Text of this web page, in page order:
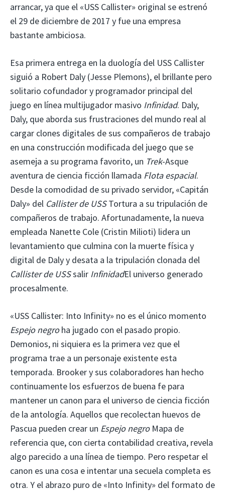
arrancar, ya que el «USS Callister» original se estrenó
el 29 de diciembre de 2017 y fue una empresa
bastante ambiciosa.
Esa primera entrega en la duología del USS Callister
siguió a Robert Daly (Jesse Plemons), el brillante pero
solitario cofundador y programador principal del
juego en línea multijugador masivo Infinidad. Daly,
Daly, que aborda sus frustraciones del mundo real al
cargar clones digitales de sus compañeros de trabajo
en una construcción modificada del juego que se
asemeja a su programa favorito, un Trek-Asque
aventura de ciencia ficción llamada Flota espacial.
Desde la comodidad de su privado servidor, «Capitán
Daly» del Callister de USSTortura a su tripulación de
compañeros de trabajo. Afortunadamente, la nueva
empleada Nanette Cole (Cristin Milioti) lidera un
levantamiento que culmina con la muerte física y
digital de Daly y desata a la tripulación clonada del
Callister de USSsalir InfinidadEl universo generado
procesalmente.
«USS Callister: Into Infinity» no es el único momento
Espejo negroha jugado con el pasado propio.
Demonios, ni siquiera es la primera vez que el
programa trae a un personaje existente esta
temporada. Brooker y sus colaboradores han hecho
continuamente los esfuerzos de buena fe para
mantener un canon para el universo de ciencia ficción
de la antología. Aquellos que recolectan huevos de
Pascua pueden crear un Espejo negroMapa de
referencia que, con cierta contabilidad creativa, revela
algo parecido a una línea de tiempo. Pero respetar el
canon es una cosa e intentar una secuela completa es
otra. Y el abrazo puro de «Into Infinity» del formato de